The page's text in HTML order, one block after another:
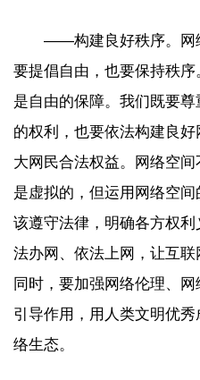
——构建良好秩序。网
要提倡自由，也要保持秩
是自由的保障。我们既要
的权利，也要依法构建良
大网民合法权益。网络空间
是虚拟的，但运用网络空
该遵守法律，明确各方权
法办网、依法上网，让互联
同时，要加强网络伦理、
引导作用，用人类文明优
络生态。